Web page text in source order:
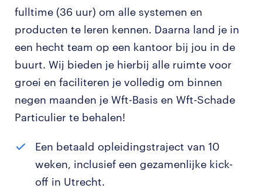
fulltime (36 uur) om alle systemen en
producten te leren kennen. Daarna land je in
een hecht team op een kantoor bij jou in de
buurt. Wij bieden je hierbij alle ruimte voor
groei en faciliteren je volledig om binnen
negen maanden je Wft-Basis en Wft-Schade
Particulier te behalen!
Een betaald opleidingstraject van 10
weken, inclusief een gezamenlijke kick-
off in Utrecht.